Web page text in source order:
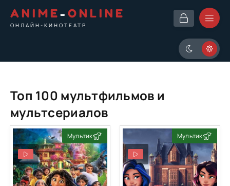
ANIME- ONLINE
ОНЛАЙН-КИНОТЕАТР
Топ 100 мультфильмов и
мультсериалов
Мультик Мультик